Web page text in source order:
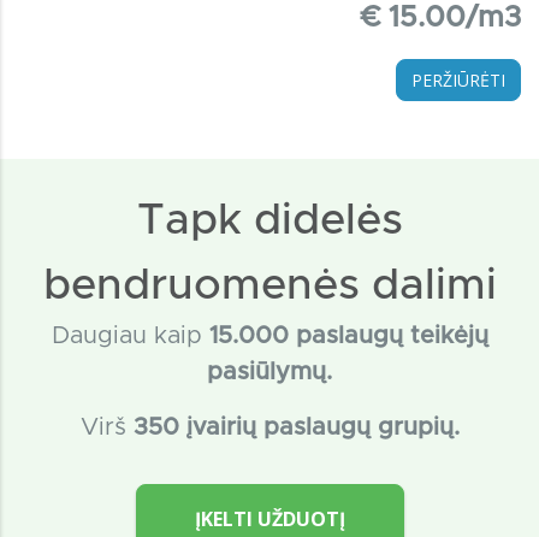
€ 15.00/m3
PERŽIŪRĖTI
Tapk didelės
bendruomenės dalimi
Daugiau kaip 15.000 paslaugų teikėjų
pasiūlymų.
Virš 350 įvairių paslaugų grupių.
ĮKELTI UŽDUOTĮ